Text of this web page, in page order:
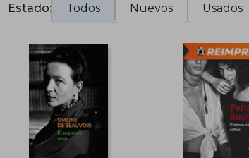
Estado: Todos Nuevos Usados